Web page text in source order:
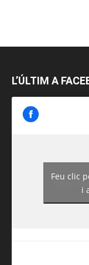
L’ÚLTIM A
https://
Feu clic
i